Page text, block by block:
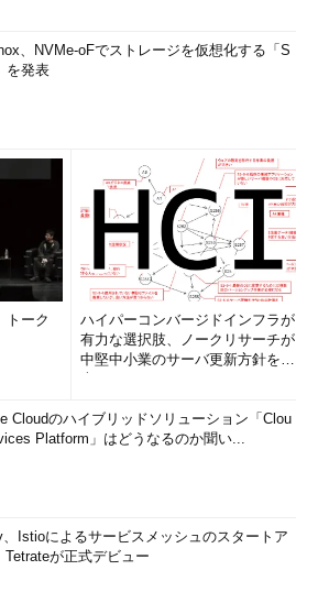
、NVMe-oFでストレージを仮想化する「S
を発表
トーク
ハイパーコンバージドインフラが
有力な選択肢、ノークリサーチが
中堅中小業のサーバ更新方針を調
Cloudのハイブリッドソリューション「Clou
Platform」はどうなるのか聞い...
、Istioによるサービスメッシュのスタートア
Tetrateが正式デビュー